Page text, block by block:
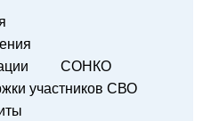
СОНКО
участников СВО